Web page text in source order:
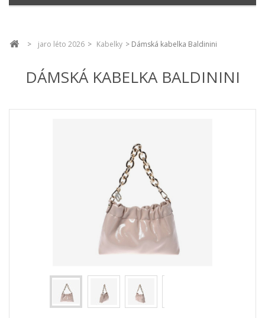
> jaro léto 2026 > Kabelky > Dámská kabelka Baldinini
DÁMSKÁ KABELKA BALDININI